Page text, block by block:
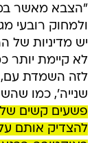
ולמחוק רובעי
יש מדיניות של
לא קיימת יותר
לזה השמדת עם,
שנייה', כמו
פשעים קשים
להצדיק אותם